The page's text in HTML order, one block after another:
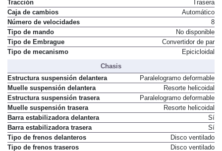
Tracción
Trasera
Caja de cambios
Automático
Número de velocidades
8
Tipo de mando
No disponible
Tipo de Embrague
Convertidor de par
Chasis
Estructura suspensión delantera
Paralelogramo deformable
Muelle suspensión delantera
Resorte helicoidal
Estructura suspensión trasera
Paralelogramo deformable
Muelle suspensión trasera
Resorte helicoidal
Barra estabilizadora delantera
Sí
Barra estabilizadora trasera
Sí
Tipo de frenos delanteros
Disco ventilado